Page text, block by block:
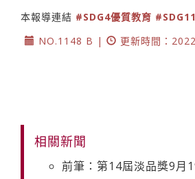
本報導連結 #SDG4優質教育
NO.1148 B |
更新時間：
相關新聞
前筆：第14屆淡品獎9月